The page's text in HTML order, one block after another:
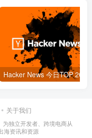
关于我们
为独立开发者、跨境电商从
海资讯和资源